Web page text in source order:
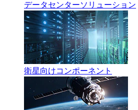
データセンターソリューション
衛星向けコンポーネント